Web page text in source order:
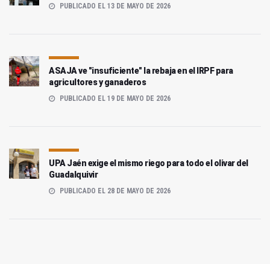
PUBLICADO EL 13 DE MAYO DE 2026
ASAJA ve "insuficiente" la rebaja en el IRPF para
agricultores y ganaderos
PUBLICADO EL 19 DE MAYO DE 2026
UPA Jaén exige el mismo riego para todo el olivar del
Guadalquivir
PUBLICADO EL 28 DE MAYO DE 2026